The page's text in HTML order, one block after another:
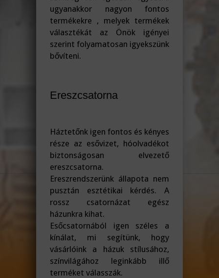
ugyanakkor nagyon fontos
termékekre , melyek termékek
választékát az Önök igényei
szerint folyamatosan igyekszünk
bővíteni.
Ereszcsatorna
Háztetőnk igen fontos és kényes
része az esővizet, hóolvadékot
biztonságosan elvezető
ereszcsatorna.
Ereszrendszerünk állapota nem
pusztán esztétikai kérdés. A
rossz csatornázat egész
házunkra kihat.
Esőcsatornából igen széles a
kínálat, mi segítünk, hogy
vásárlóink a házuk stílusához,
színvilágához leginkább illő
terméket válasszák.